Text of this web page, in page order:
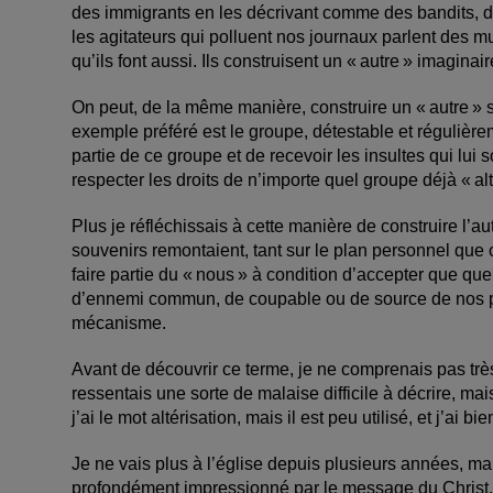
des immigrants en les décrivant comme des bandits,
les agitateurs qui polluent nos journaux parlent des
qu’ils font aussi. Ils construisent un « autre »
On peut, de la même manière, construire un « autre »
exemple préféré est le groupe, détestable et
partie de ce groupe et de recevoir les insultes qui lui
respecter les droits de n’importe quel groupe déjà «
Plus je réfléchissais à cette manière de construire
souvenirs remontaient, tant sur le plan personnel
faire partie du « nous » à condition d’accepter que
d’ennemi commun, de coupable ou de source de
mécanisme.
Avant de découvrir ce terme, je ne comprenais pas
ressentais une sorte de malaise difficile à décrire,
j’ai le mot altérisation, mais il est peu utilisé, et j’ai
Je ne vais plus à l’église depuis plusieurs années,
profondément impressionné par le message du